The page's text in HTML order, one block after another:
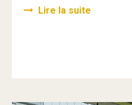
Lire la suite